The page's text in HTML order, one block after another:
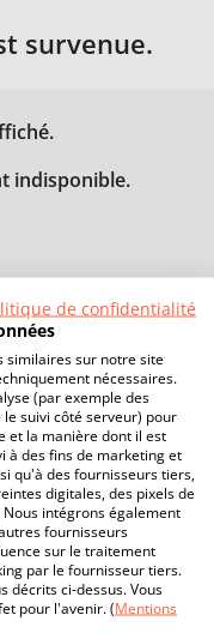
survenue.
indisponible.
de confidentialité
similaires sur notre site
nécessaires.
(par exemple des
suivi côté serveur) pour
et la manière dont il est
à des fins de marketing et
qu'à des fournisseurs tiers,
digitales, des pixels de
intégrons également
fournisseurs
sur le traitement
par le fournisseur tiers.
décrits ci-dessus. Vous
pour l'avenir. (Mentions